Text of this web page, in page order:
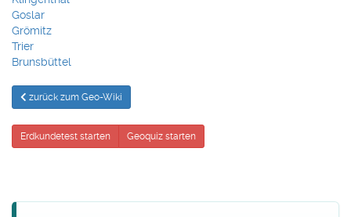
Goslar
Grömitz
Trier
Brunsbüttel
zurück zum Geo-Wiki
Erdkundetest starten Geoquiz starten